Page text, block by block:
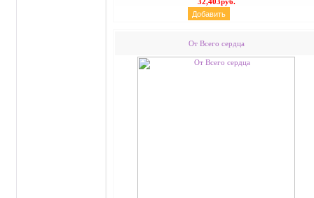
От Всего сердца